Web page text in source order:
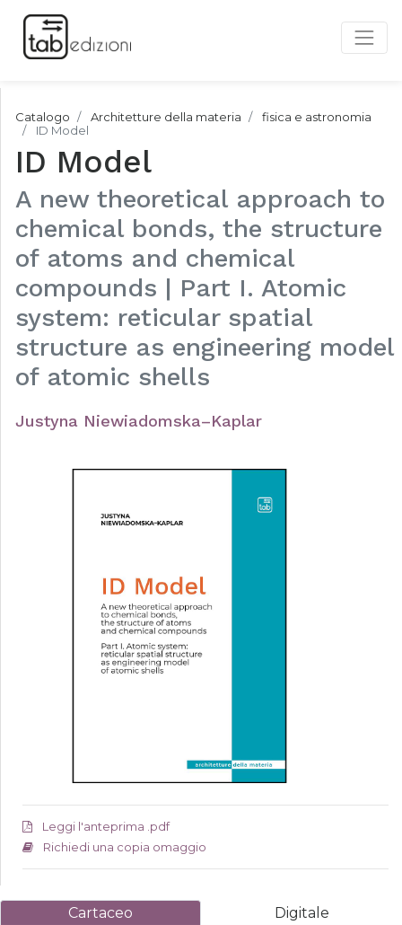
Catalogo Architetture della materia
fisica e astronomia
ID Model
ID Model
A new theoretical approach to
chemical bonds, the structure
of atoms and chemical
compounds | Part I. Atomic
system: reticular spatial
structure as engineering model
of atomic shells
Justyna Niewiadomska–Kaplar
Leggi l'anteprima .pdf
Richiedi una copia omaggio
Cartaceo Digitale